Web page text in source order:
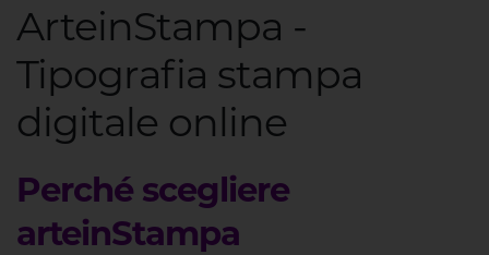
ArteinStampa -
Tipografia stampa
digitale online
Perché scegliere
arteinStampa